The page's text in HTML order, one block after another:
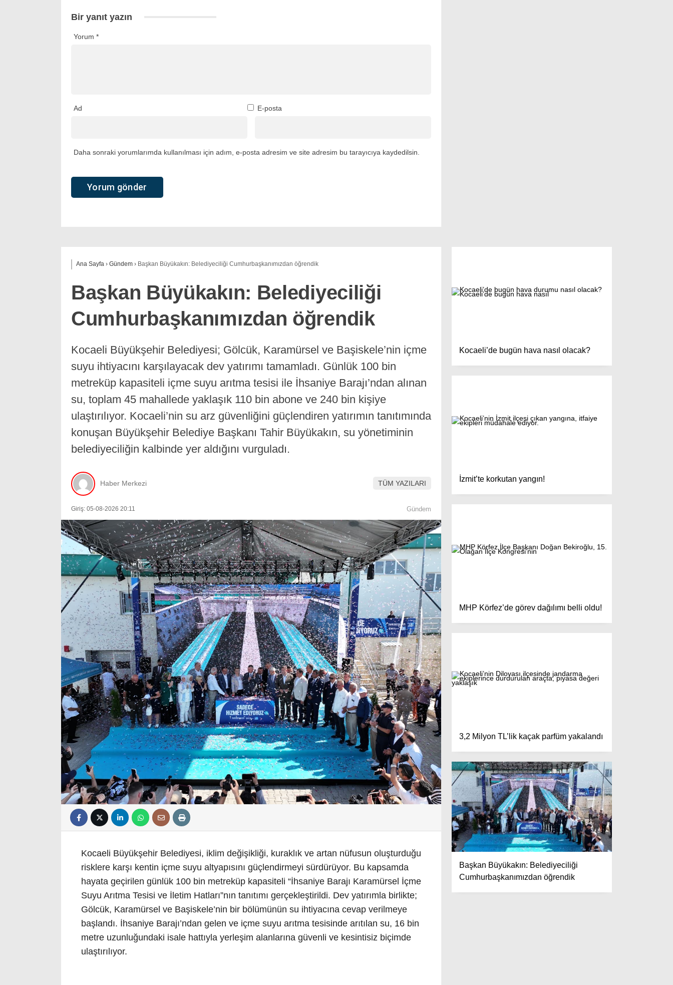
Bir yanıt yazın
Yorum *
Ad E-posta
Daha sonraki yorumlarımda kullanılması için adım, e-posta adresim ve site adresim bu tarayıcıya kaydedilsin.
Ana Sayfa › Gündem › Başkan Büyükakın: Belediyeciliği Cumhurbaşkanımızdan öğrendik
Başkan Büyükakın: Belediyeciliği
Cumhurbaşkanımızdan öğrendik
Kocaeli Büyükşehir Belediyesi; Gölcük, Karamürsel ve Başiskele’nin içme
suyu ihtiyacını karşılayacak dev yatırımı tamamladı. Günlük 100 bin
metreküp kapasiteli içme suyu arıtma tesisi ile İhsaniye Barajı’ndan alınan
su, toplam 45 mahallede yaklaşık 110 bin abone ve 240 bin kişiye
ulaştırılıyor. Kocaeli’nin su arz güvenliğini güçlendiren yatırımın tanıtımında
konuşan Büyükşehir Belediye Başkanı Tahir Büyükakın, su yönetiminin
belediyeciliğin kalbinde yer aldığını vurguladı.
Haber Merkezi TÜM YAZILARI
Giriş: 05-08-2026 20:11 Gündem
Kocaeli Büyükşehir Belediyesi, iklim değişikliği, kuraklık ve artan nüfusun oluşturduğu
risklere karşı kentin içme suyu altyapısını güçlendirmeyi sürdürüyor. Bu kapsamda
hayata geçirilen günlük 100 bin metreküp kapasiteli “İhsaniye Barajı Karamürsel İçme
Suyu Arıtma Tesisi ve İletim Hatları”nın tanıtımı gerçekleştirildi. Dev yatırımla birlikte;
Gölcük, Karamürsel ve Başiskele’nin bir bölümünün su ihtiyacına cevap verilmeye
başlandı. İhsaniye Barajı’ndan gelen ve içme suyu arıtma tesisinde arıtılan su, 16 bin
metre uzunluğundaki isale hattıyla yerleşim alanlarına güvenli ve kesintisiz biçimde
ulaştırılıyor.
Kocaeli’de bugün hava nasıl olacak?
İzmit’te korkutan yangın!
MHP Körfez’de görev dağılımı belli oldu!
3,2 Milyon TL’lik kaçak parfüm yakalandı
Başkan Büyükakın: Belediyeciliği
Cumhurbaşkanımızdan öğrendik